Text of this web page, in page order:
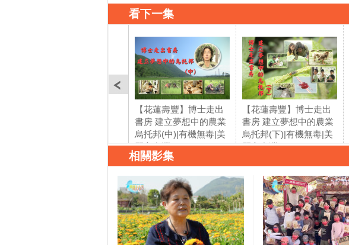
看下一集
【花蓮壽豐】博士走出
書房 建立夢想中的農業
烏托邦(中)|有機無毒|美
麗心台灣(70)
【花蓮壽豐】博士走出
書房 建立夢想中的農業
烏托邦(下)|有機無毒|美
麗心台灣(70)
相關影集